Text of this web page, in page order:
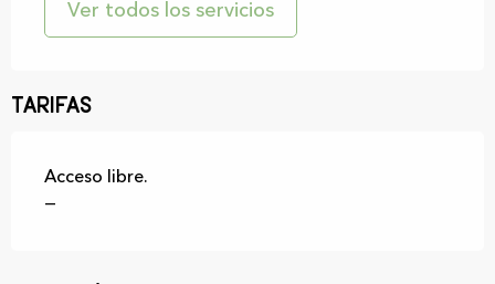
Ver todos los servicios
Tarifas
Acceso libre.
—